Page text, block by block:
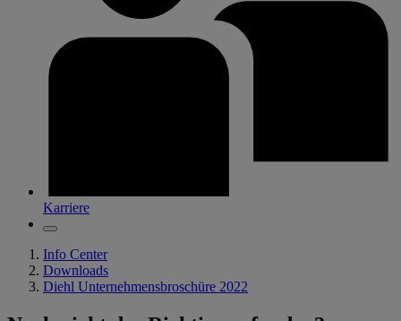
Karriere
Info Center
Downloads
Diehl Unternehmensbroschüre 2022